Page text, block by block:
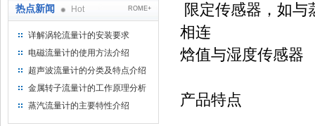
热点新闻 Hot ROME+
详解涡轮流量计的安装要求
电磁流量计的使用方法介绍
超声波流量计的分类及特点介绍
金属转子流量计的工作原理分析
蒸汽流量计的主要特性介绍
限定传感器，如与
相连
焓值与湿度传感器
产品特点